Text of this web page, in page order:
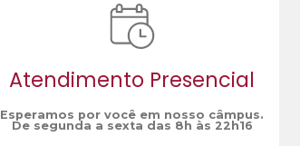
Atendimento Presencial
Esperamos por você em nosso câmpus.
De segunda a sexta das 8h às 22h16